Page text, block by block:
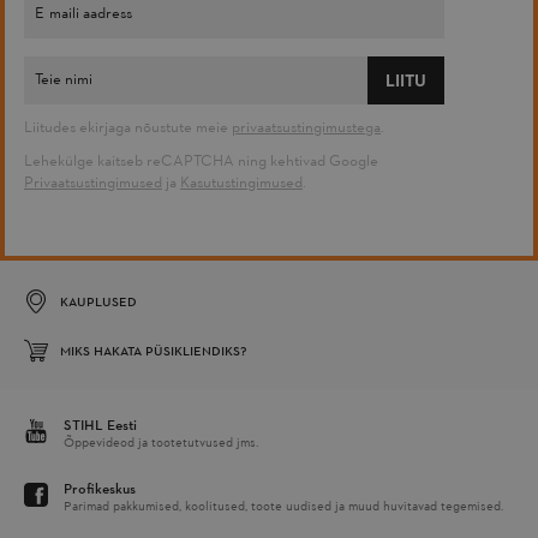
LIITU
Liitudes ekirjaga nõustute meie privaatsustingimustega.
Lehekülge kaitseb reCAPTCHA ning kehtivad Google
Privaatsustingimused ja Kasutustingimused.
KAUPLUSED
MIKS HAKATA PÜSIKLIENDIKS?
STIHL Eesti
Õppevideod ja tootetutvused jms.
Profikeskus
Parimad pakkumised, koolitused, toote uudised ja muud huvitavad tegemised.